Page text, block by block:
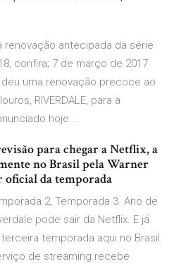
renovação antecipada da série
confira; 7 de março de 2017
deu uma renovação precoce ao
RIVERDALE, para a
hoje …
para chegar a Netflix, a
no Brasil pela Warner
da temporada
2, Temporada 3. Ano de
pode sair da Netflix. E já
temporada aqui no Brasil.
de streaming recebe